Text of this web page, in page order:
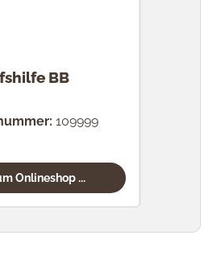
BB
109999
Onlineshop ...